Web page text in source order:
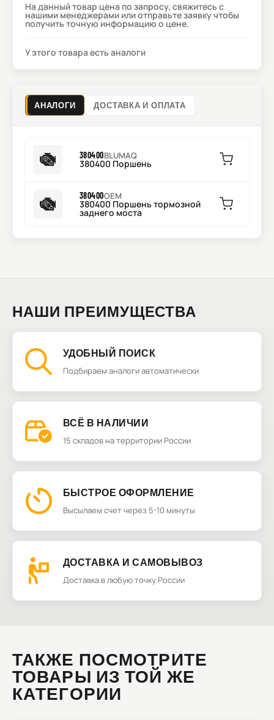
На данный товар цена по запросу, свяжитесь с
нашими менеджерами или отправьте заявку чтобы
получить точную информацию о цене.
У этого товара есть аналоги
АНАЛОГИ ДОСТАВКА И ОПЛАТА
380400BLUMAQ
380400 Поршень
380400OEM
380400 Поршень тормозной
заднего моста
НАШИ ПРЕИМУЩЕСТВА
УДОБНЫЙ ПОИСК
Подбираем аналоги автоматически
ВСЁ В НАЛИЧИИ
15 складов на территории России
БЫСТРОЕ ОФОРМЛЕНИЕ
Высылаем счет через 5-10 минуты
ДОСТАВКА И САМОВЫВОЗ
Доставка в любую точку России
ТАКЖЕ ПОСМОТРИТЕ
ТОВАРЫ ИЗ ТОЙ ЖЕ
КАТЕГОРИИ